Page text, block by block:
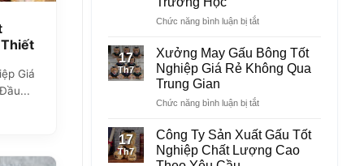
Thiết
Giá
nghiệp
tặng
cuối
năm
Chức năng bình luận bị tắtở
Sản
Xuất
Gấu
Tốt
In
Thêu
Logo
17
Th7
Xưởng May Gấu Bông Tốt
Nghiệp Giá Rẻ Không Qua
Trung Gian
Chức năng bình luận bị tắtở
May
Bông
17
Th7
Công Ty Sản Xuất Gấu Tốt
Nghiệp Chất Lượng Cao